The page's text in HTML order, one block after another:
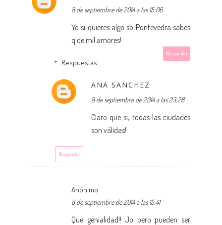
8 de septiembre de 2014 a las 15:06
Yo si quieres algo sb Pontevedra sabes
q de mil amores!
Responder
Respuestas
ANA SANCHEZ
8 de septiembre de 2014 a las 23:28
Claro que si, todas las ciudades
son válidas!
Responder
Anónimo
8 de septiembre de 2014 a las 15:41
Que genialidad!! Jo pero pueden ser